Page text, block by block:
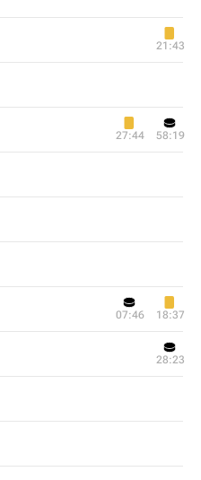
21:43
27:44 58:19
07:46 18:37
28:23